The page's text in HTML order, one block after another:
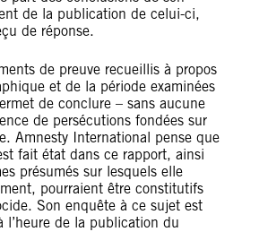
de la publication de celui-ci,
de réponse.
de preuve recueillis à propos
et de la période examinées
de conclure – sans aucune
de persécutions fondées sur
Amnesty International pense que
fait état dans ce rapport, ainsi
présumés sur lesquels elle
pourraient être constitutifs
Son enquête à ce sujet est
l’heure de la publication du